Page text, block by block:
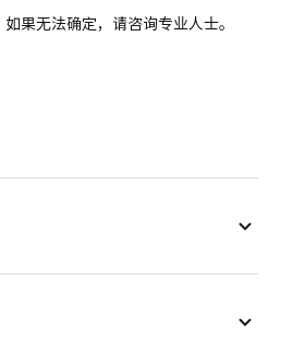
果无法确定，请咨询专业人士。